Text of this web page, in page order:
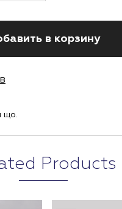
в корзину
що.
Products